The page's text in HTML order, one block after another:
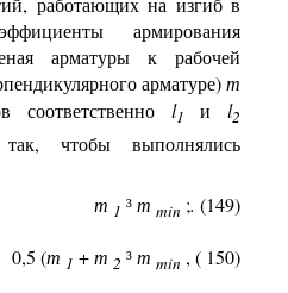
армирования
арматуры к рабочей
арматуре) m
соответственно l1 иl2
так, чтобы выполнялись
m 1 ³ m min ;. (149)
0,5 (m 1 + m 2 ³ m min , ( 150)